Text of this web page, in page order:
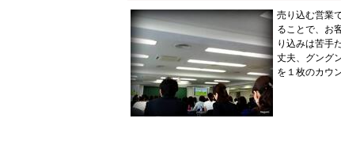
売り込む営業
ることで、お
り込みは苦手
丈夫、グング
を１枚のカウ